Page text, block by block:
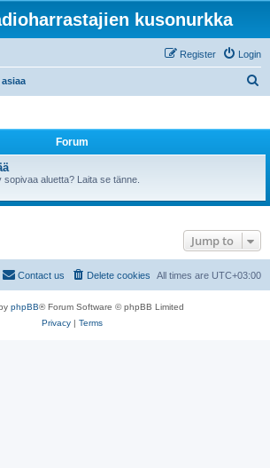
kusonurkka
Login
Register
Forum
sopivaa aluetta? Laita se tänne.
Jump to
All times are UTC+03:00
Delete cookies
Contact us
phpBB® Forum Software © phpBB Limited
Privacy| Terms